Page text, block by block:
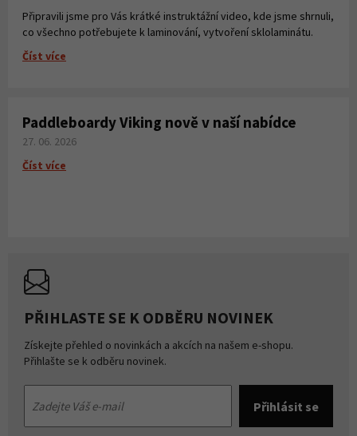
Připravili jsme pro Vás krátké instruktážní video, kde jsme shrnuli,
co všechno potřebujete k laminování, vytvoření sklolaminátu.
Číst více
Paddleboardy Viking nově v naší nabídce
27. 06. 2026
Číst více
PŘIHLASTE SE K ODBĚRU NOVINEK
Získejte přehled o novinkách a akcích na našem e-shopu.
Přihlašte se k odběru novinek.